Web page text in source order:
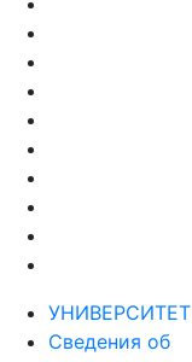
УНИВЕРСИТЕТ
Сведения об